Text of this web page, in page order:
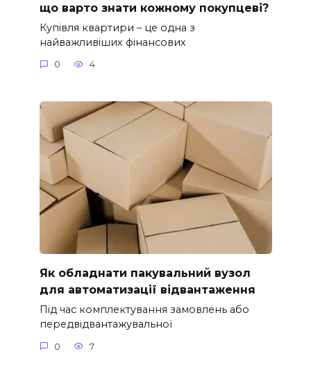
що варто знати кожному покупцеві?
Купівля квартири – це одна з
найважливіших фінансових
0 4
Як обладнати пакувальний вузол
для автоматизації відвантаження
Під час комплектування замовлень або
передвідвантажувальної
0 7